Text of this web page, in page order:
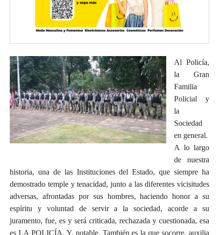
Al Policía,
la Gran
Familia
Policial y
la
Sociedad
en general.
A lo largo
de nuestra
historia, una de las Instituciones del Estado, que siempre ha
demostrado temple y tenacidad, junto a las diferentes vicisitudes
adversas, afrontadas por sus hombres, haciendo honor a su
espíritu y voluntad de servir a la sociedad, acorde a su
juramento, fue, es y será criticada, rechazada y cuestionada, esa
es LA POLICÍA. Y, notable. También es la que socorre, auxilia